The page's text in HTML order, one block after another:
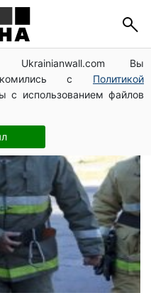
Ukrainianwall.com Вы
с Политикой
с использованием файлов